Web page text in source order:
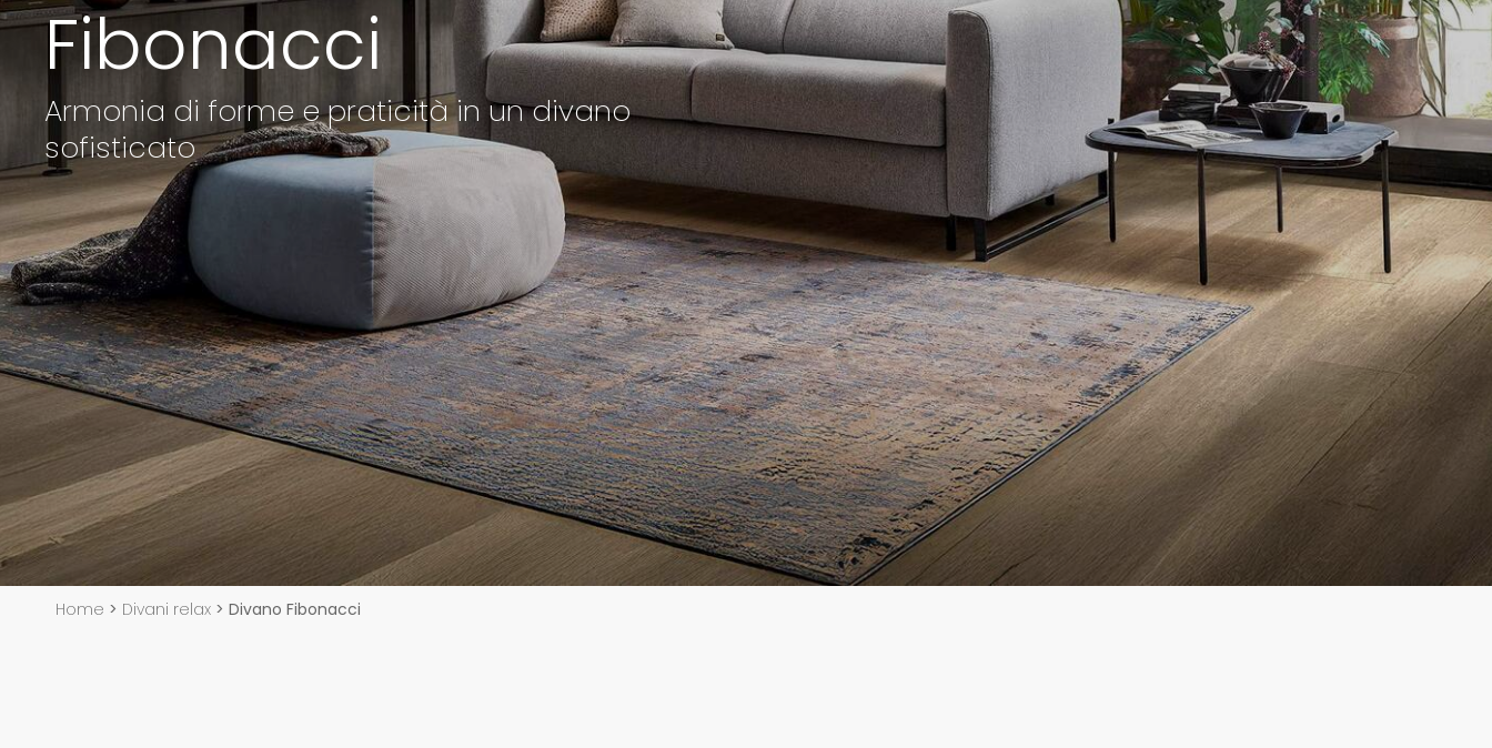
Fibonacci
Armonia di forme e praticità in un divano
sofisticato
Home > Divani relax > Divano Fibonacci